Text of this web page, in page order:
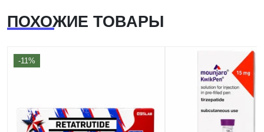
ПОХОЖИЕ ТОВАРЫ
-11%